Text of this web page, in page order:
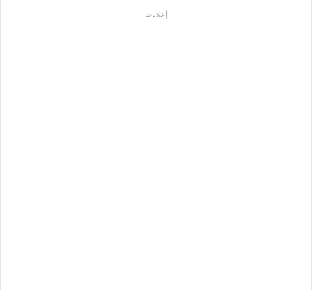
إعلانات